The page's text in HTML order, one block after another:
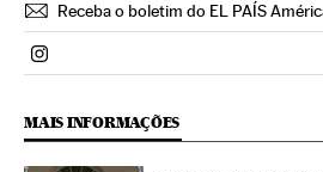
Receba o boletim do EL PAÍS
Politica El País Brasil en Instagram
MAIS INFORMAÇÕES